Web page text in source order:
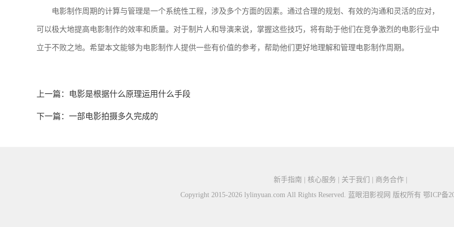
电影制作周期的计算与管理是一个系统性工程，涉及多个方面的因素。通过合理的规划、有效的沟通和灵活的应对，
可以极大地提高电影制作的效率和质量。对于制片人和导演来说，掌握这些技巧，将有助于他们在竞争激烈的电影行业中
立于不败之地。希望本文能够为电影制作人提供一些有价值的参考，帮助他们更好地理解和管理电影制作周期。
上一篇： 电影是根据什么原理运用什么手段
下一篇： 一部电影拍摄多久完成的
新手指南 | 核心服务 | 关于我们 | 商务合作 |
Copyright 2015-2026 lylinyuan.com All Rights Reserved. 蓝眼泪影视网 版权所有 鄂ICP备